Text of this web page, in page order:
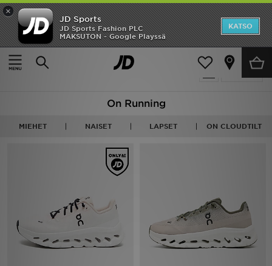
×
JD Sports
JD Sports Fashion PLC
MAKSUTON - Google Playssä
KATSO
Etusivu
On Running
Suodata
71 tuotetta
On Running
MIEHET NAISET LAPSET ON CLOUDTILT
Etusivu
Ale
Miehet
Tuotemerkit
Inspiroidu